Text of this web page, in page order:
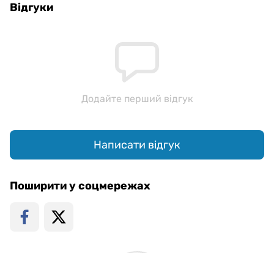
Відгуки
Додайте перший відгук
Написати відгук
Поширити у соцмережах